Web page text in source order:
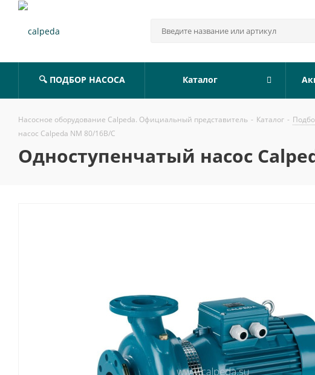
🔍 ПОДБОР НАСОСА Каталог
Насосное оборудование Calpeda. Официальный представитель - Каталог -
насос Calpeda NM 80/16B/C
Одноступенчатый насос